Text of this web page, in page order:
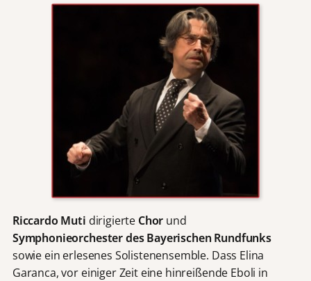
Riccardo Muti dirigierte Chor und
Symphonieorchester des Bayerischen Rundfunks
sowie ein erlesenes Solistenensemble. Dass Elina
Garanca, vor einiger Zeit eine hinreißende Eboli in